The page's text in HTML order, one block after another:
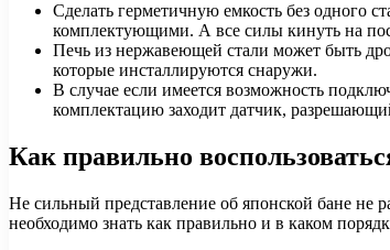
Сделать герметичную емкость без одного
комплектующими. А все силы кинуть на
Печь из нержавеющей стали может быть
которые инсталлируются снаружи.
В случае если имеется возможность
комплектацию заходит датчик,
Как правильно
Не сильный представление об японской бане не
необходимо знать как правильно и в каком